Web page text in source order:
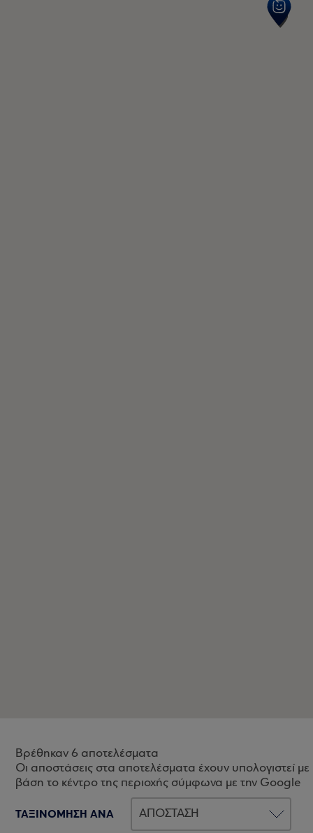
Βρέθηκαν 6 αποτελέσματα
Οι αποστάσεις στα αποτελέσματα έχουν υπολογιστεί με
βάση το κέντρο της περιοχής σύμφωνα με την Google
ΤΑΞΙΝΟΜΗΣΗ ΑΝΑ